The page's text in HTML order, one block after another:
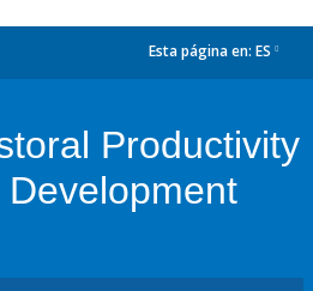
Esta página en: ES
Productivity